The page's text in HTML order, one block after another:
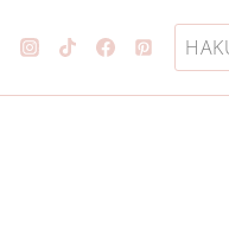
Haku: